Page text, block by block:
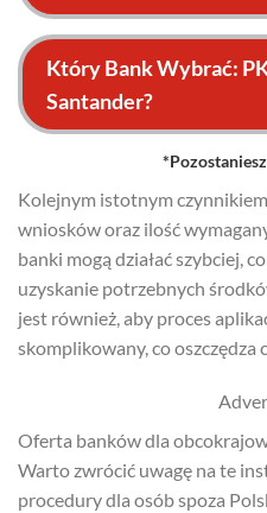
Który Bank Wybrać:
Santander?
Kolejnym istotnym
wniosków oraz ilość
banki mogą działać szybciej,
uzyskanie potrzebnych
jest również, aby proces
skomplikowany, co oszczędza
Oferta banków dla
Warto zwrócić uwagę na te
procedury dla osób spoza